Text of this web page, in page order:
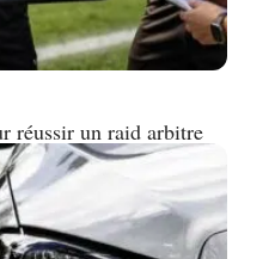
réussir un raid arbitre